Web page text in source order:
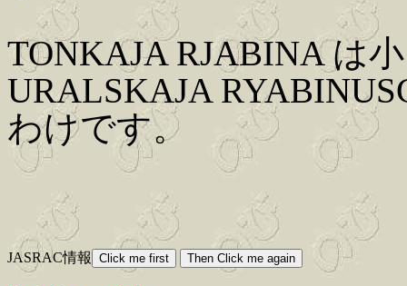
TONKAJA RJABINA は
URALSKAJA
わけです。
JASRAC情報